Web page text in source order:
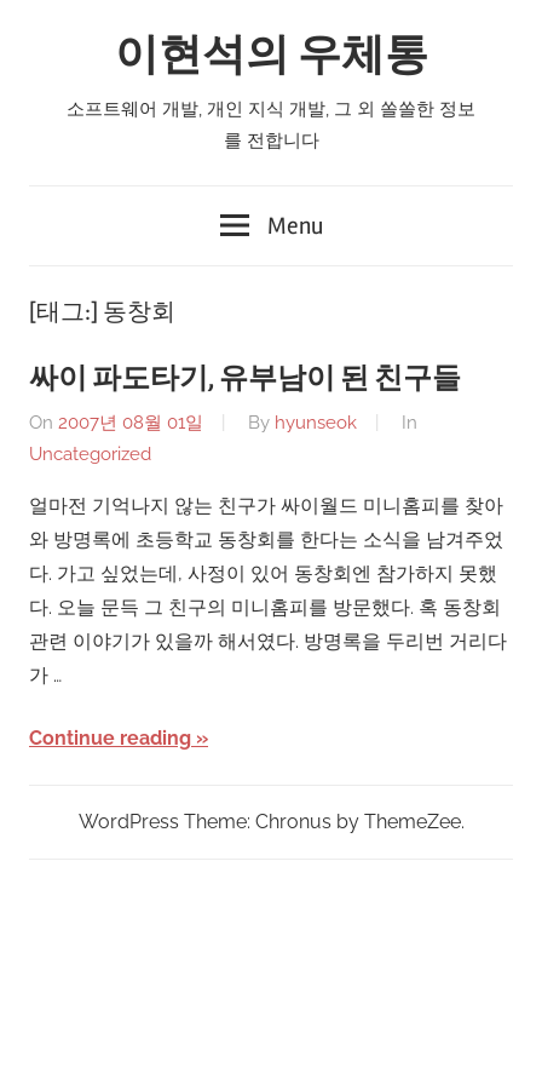
이현석의 우체통
소프트웨어 개발, 개인 지식 개발, 그 외 쏠쏠한 정보
를 전합니다
Menu
[태그:] 동창회
싸이 파도타기, 유부남이 된 친구들
On 2007년 08월 01일 By hyunseok
In
Uncategorized
얼마전 기억나지 않는 친구가 싸이월드 미니홈피를 찾아
와 방명록에 초등학교 동창회를 한다는 소식을 남겨주었
다. 가고 싶었는데, 사정이 있어 동창회엔 참가하지 못했
다. 오늘 문득 그 친구의 미니홈피를 방문했다. 혹 동창회
관련 이야기가 있을까 해서였다. 방명록을 두리번 거리다
가 …
Continue reading
WordPress Theme: Chronus by ThemeZee.